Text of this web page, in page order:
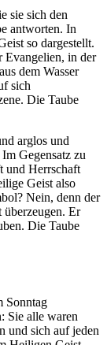
sie sich den
antworten. In
so dargestellt.
Evangelien, in der
dem Wasser
sich
Die Taube
arglos und
Gegensatz zu
und Herrschaft
Geist also
Nein, denn der
Er
Die Taube
Sonntag
Sie alle waren
und sich auf jeden